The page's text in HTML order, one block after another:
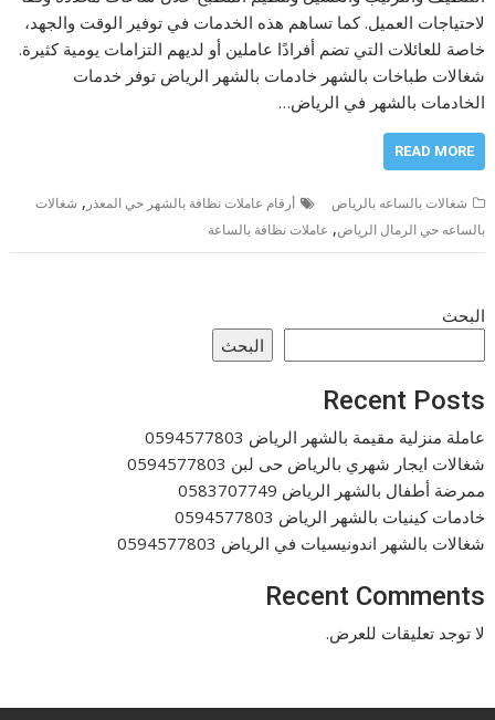
لاحتياجات العميل. كما تساهم هذه الخدمات في توفير الوقت والجهد،
خاصة للعائلات التي تضم أفرادًا عاملين أو لديهم التزامات يومية كثيرة.
شغالات طباخات بالشهر خادمات بالشهر الرياض توفر خدمات
الخادمات بالشهر في الرياض…
READ MORE
شغالات بالساعه بالرياض أرقام عاملات نظافة بالشهر حي المعذر , شغالات
بالساعه حي الرمال الرياض, عاملات نظافة بالساعة
البحث
البحث
Recent Posts
عاملة منزلية مقيمة بالشهر الرياض 0594577803
شغالات ايجار شهري بالرياض حى لبن 0594577803
ممرضة أطفال بالشهر الرياض 0583707749
خادمات كينيات بالشهر الرياض 0594577803
شغالات بالشهر اندونيسيات في الرياض 0594577803
Recent Comments
لا توجد تعليقات للعرض.